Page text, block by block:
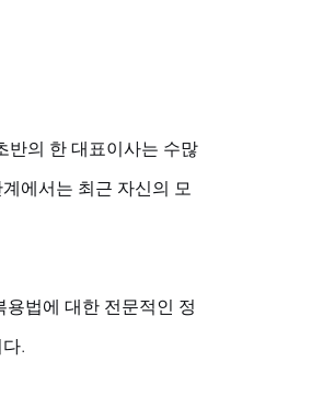
반의 한 대표이사는 수많
에서는 최근 자신의 모
법에 대한 전문적인 정
.